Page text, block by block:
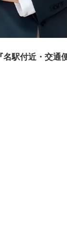
駅付近・交